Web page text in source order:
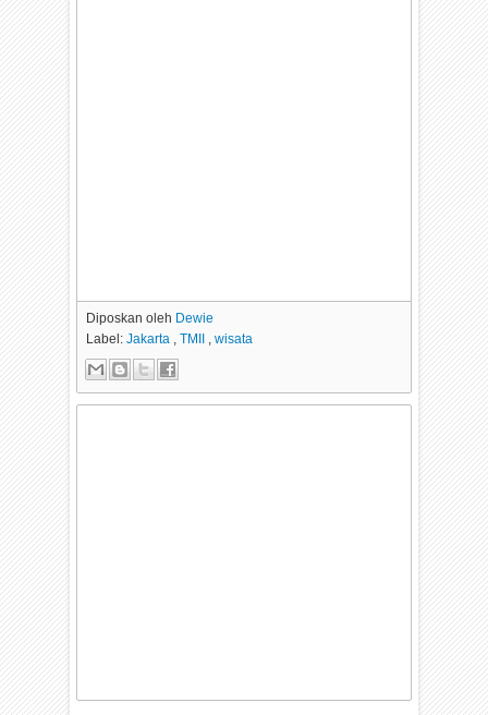
Diposkan oleh Dewie
Label:Jakarta ,TMII ,wisata